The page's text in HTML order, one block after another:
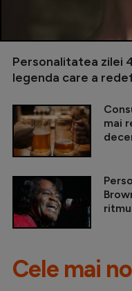
Personalitatea zilei
legenda care a
mai
Cele mai